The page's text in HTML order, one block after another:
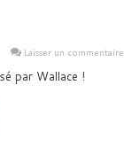
Laisser un commentaire
par Wallace !